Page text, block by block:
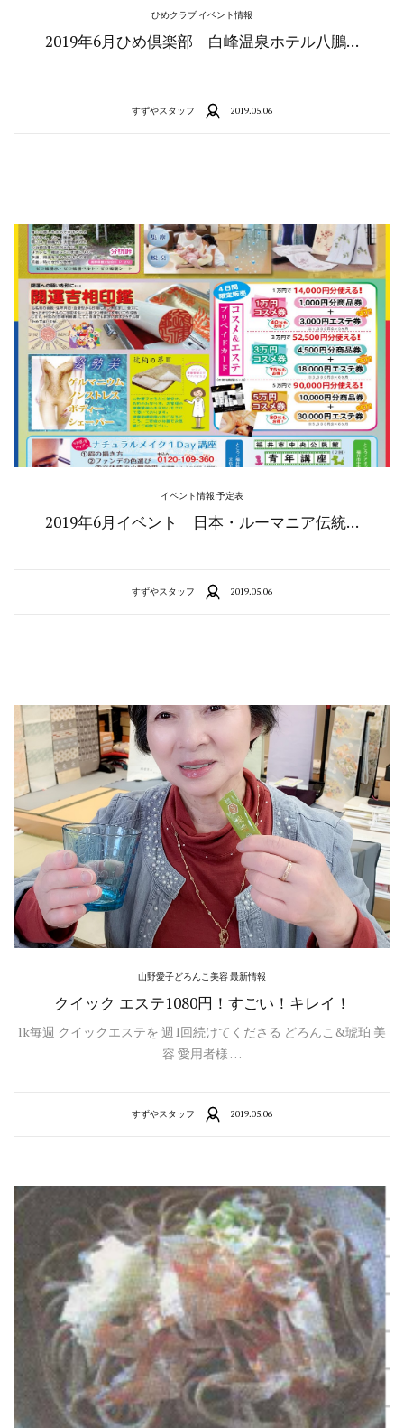
ひめクラブ イベント情報
2019年6月ひめ倶楽部 白峰温泉ホテル八鵬…
すずやスタッフ 2019.05.06
イベント情報 予定表
2019年6月イベント 日本・ルーマニア伝統…
すずやスタッフ 2019.05.06
山野愛子どろんこ美容 最新情報
クイック エステ1080円！すごい！キレイ！
lk毎週 クイックエステを 週1回続けてくださる どろんこ&琥珀 美
容 愛用者様 …
すずやスタッフ 2019.05.06